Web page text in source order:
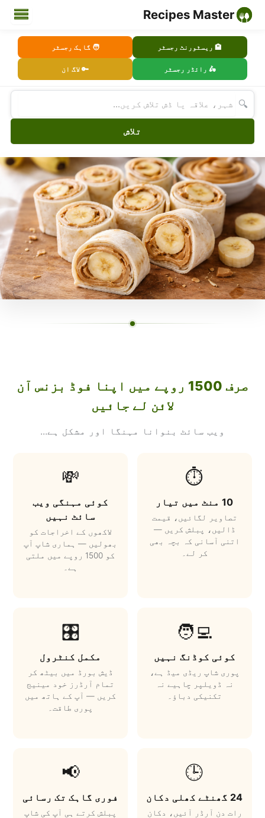
Recipes Master
🏨 ریسٹورنٹ رجسٹر 🧑 گاہک رجسٹر
🛵 رائڈر رجسٹر 🔑 لاگ ان
🔍
تلاش
صرف 1500 روپے میں اپنا فوڈ بزنس آن
لائن لے جائیں
ویب سائٹ بنوانا مہنگا اور مشکل ہے...
⏱️
10 منٹ میں تیار
تصاویر لگائیں، قیمت
ڈالیں، پبلش کریں —
اتنی آسانی کہ بچہ بھی
کر لے۔
💸
کوئی مہنگی ویب
سائٹ نہیں
لاکھوں کے اخراجات کو
بھولیں — ہماری شاپ آپ
کو 1500 روپے میں ملتی
ہے۔
🧑‍💻
کوئی کوڈنگ نہیں
پوری شاپ ریڈی میڈ ہے،
نہ ڈویلپر چاہیے نہ
تکنیکی دباؤ۔
🎛️
مکمل کنٹرول
ڈیش بورڈ میں بیٹھ کر
تمام آرڈرز خود مینیج
کریں — آپ کے ہاتھ میں
پوری طاقت۔
🕒
24 گھنٹے کھلی دکان
رات دن آرڈر آئیں، دکان
📢
فوری گاہک تک رسائی
پبلش کرتے ہی آپ کی شاپ